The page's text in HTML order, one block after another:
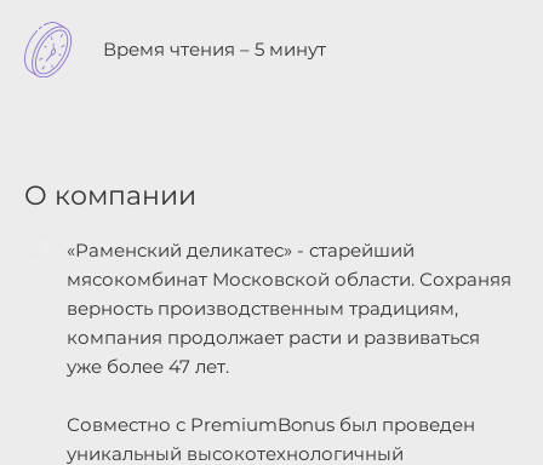
Время чтения – 5 минут
О компании
«‎Раменский деликатес» - старейший
мясокомбинат Московской области. Сохраняя
верность производственным традициям,
компания продолжает расти и развиваться
уже более 47 лет.
Совместно с PremiumBonus был проведен
уникальный высокотехнологичный